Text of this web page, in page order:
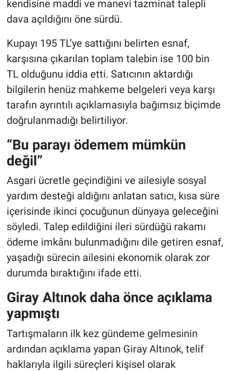
kendisine maddi ve manevi tazminat talepli
dava açıldığını öne sürdü.
Kupayı 195 TL’ye sattığını belirten esnaf,
karşısına çıkarılan toplam talebin ise 100 bin
TL olduğunu iddia etti. Satıcının aktardığı
bilgilerin henüz mahkeme belgeleri veya karşı
tarafın ayrıntılı açıklamasıyla bağımsız biçimde
doğrulanmadığı belirtiliyor.
“Bu parayı ödemem mümkün
değil”
Asgari ücretle geçindiğini ve ailesiyle sosyal
yardım desteği aldığını anlatan satıcı, kısa süre
içerisinde ikinci çocuğunun dünyaya geleceğini
söyledi. Talep edildiğini ileri sürdüğü rakamı
ödeme imkânı bulunmadığını dile getiren esnaf,
yaşadığı sürecin ailesini ekonomik olarak zor
durumda bıraktığını ifade etti.
Giray Altınok daha önce açıklama
yapmıştı
Tartışmaların ilk kez gündeme gelmesinin
ardından açıklama yapan Giray Altınok, telif
haklarıyla ilgili süreçleri kişisel olarak